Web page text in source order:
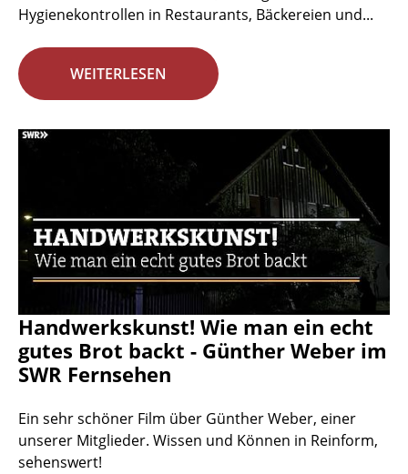
Hygienekontrollen in Restaurants, Bäckereien und...
WEITERLESEN
Handwerkskunst! Wie man ein echt
gutes Brot backt - Günther Weber im
SWR Fernsehen
Ein sehr schöner Film über Günther Weber, einer
unserer Mitglieder. Wissen und Können in Reinform,
sehenswert!